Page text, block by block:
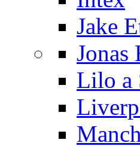
Jake
Jonas
Lilo a